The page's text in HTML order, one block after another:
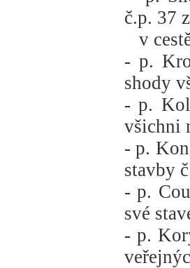
č.p. 37
v
- p.
shody
- p.
všichni
- p.
stavby
- p.
své
- p.